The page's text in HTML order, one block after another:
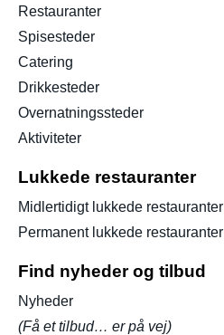
Restauranter
Spisesteder
Catering
Drikkesteder
Overnatningssteder
Aktiviteter
Lukkede restauranter
Midlertidigt lukkede restauranter
Permanent lukkede restauranter
Find nyheder og tilbud
Nyheder
(Få et tilbud… er på vej)